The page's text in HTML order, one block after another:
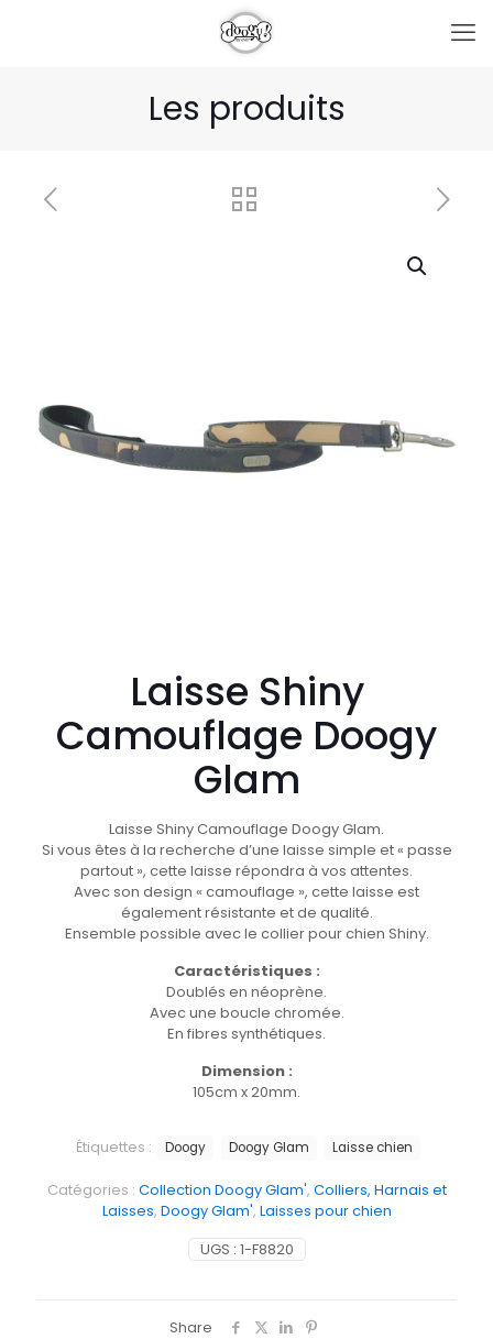
Les produits
Laisse Shiny
Camouflage Doogy
Glam
Laisse Shiny Camouflage Doogy Glam.
Si vous êtes à la recherche d’une laisse simple et « passe
partout », cette laisse répondra à vos attentes.
Avec son design « camouflage », cette laisse est
également résistante et de qualité.
Ensemble possible avec le collier pour chien Shiny.
Caractéristiques :
Doublés en néoprène.
Avec une boucle chromée.
En fibres synthétiques.
Dimension :
105cm x 20mm.
UGS : 1-F8820
Catégories : Collection Doogy Glam', Colliers, Harnais et
Laisses, Doogy Glam', Laisses pour chien
Étiquettes : Doogy Doogy Glam Laisse chien
Share